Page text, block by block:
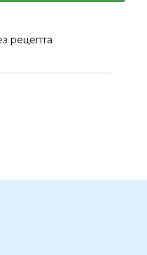
рецепта